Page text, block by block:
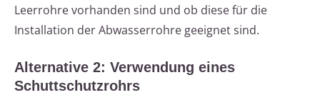
Leerrohre vorhanden sind und ob diese für die
Installation der Abwasserrohre geeignet sind.
Alternative 2: Verwendung eines
Schuttschutzrohrs